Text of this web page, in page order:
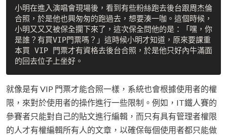
小明在進入演唱會現場後，看到有些粉絲跑去後台跟周杰倫
合照，於是他也興匆匆的跑過去，想要湊一咖。這個時候，
小明又又又被保全攔下來了，這次保全問他的是：「嘿，你
是誰？有買VIP門票嗎？」這時候小明才知道，原來要課重
本買 VIP 門票才有資格去後台合照，於是他只好內牛滿面
就像是有 VIP 門票才能合照一樣，系統也會根據使用者的權
限，來對於使用者的操作進行一些限制。例如，IT鐵人賽的
參賽者只能對自己的貼文進行編輯，而只有具有管理者權限
的人才有權編輯所有人的文章，以確保每個使用者都只能做